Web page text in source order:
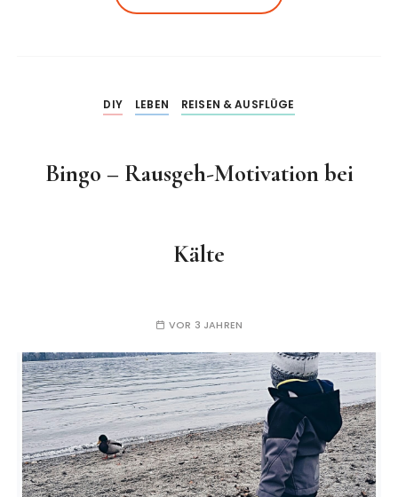
DIY LEBEN REISEN & AUSFLÜGE
Bingo – Rausgeh-Motivation bei
Kälte
VOR 3 JAHREN